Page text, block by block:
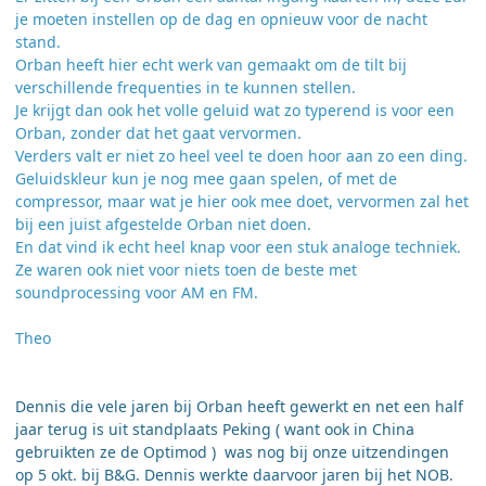
je moeten instellen op de dag en opnieuw voor de nacht
stand.
Orban heeft hier echt werk van gemaakt om de tilt bij
verschillende frequenties in te kunnen stellen.
Je krijgt dan ook het volle geluid wat zo typerend is voor een
Orban, zonder dat het gaat vervormen.
Verders valt er niet zo heel veel te doen hoor aan zo een ding.
Geluidskleur kun je nog mee gaan spelen, of met de
compressor, maar wat je hier ook mee doet, vervormen zal het
bij een juist afgestelde Orban niet doen.
En dat vind ik echt heel knap voor een stuk analoge techniek.
Ze waren ook niet voor niets toen de beste met
soundprocessing voor AM en FM.
Theo
Dennis die vele jaren bij Orban heeft gewerkt en net een half
jaar terug is uit standplaats Peking ( want ook in China
gebruikten ze de Optimod ) was nog bij onze uitzendingen
op 5 okt. bij B&G. Dennis werkte daarvoor jaren bij het NOB.